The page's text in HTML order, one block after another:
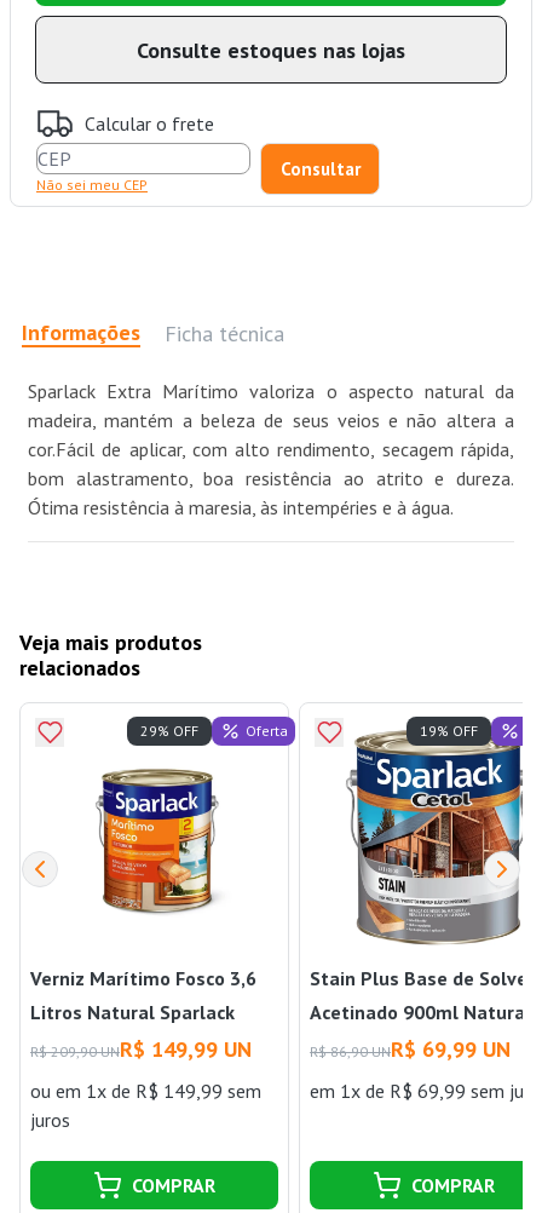
Consulte estoques nas lojas
Calcular o frete
Não sei meu CEP
Informações Ficha técnica
Sparlack Extra Marítimo valoriza o aspecto natural da
madeira, mantém a beleza de seus veios e não altera a
cor.Fácil de aplicar, com alto rendimento, secagem rápida,
bom alastramento, boa resistência ao atrito e dureza.
Ótima resistência à maresia, às intempéries e à água.
Veja mais produtos
relacionados
Verniz Marítimo Fosco 3,6
Litros Natural Sparlack
R$ 209,90 UNR$ 149,99 UN
ou em 1x de R$ 149,99 sem
juros
29% OFF Oferta
COMPRAR
Stain Plus Base de
Acetinado 900ml Natural
Sparlack
R$ 86,90 UNR$ 69,99 UN
em 1x de R$ 69,99 sem
19% OFF
COMPRAR